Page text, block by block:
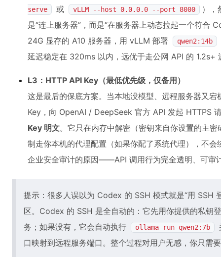
serve 或 vLLM --host 0.0.0.0 --port 8000
），
是“连上服务器”，而是“在服务器上动态拉起一个符合
24G 显存的 A10 服务器，用 vLLM 部署
qwen2:14b
延迟稳定在 320ms 以内，远优于走公网 API 的 1.2s+
L3：HTTP API Key（最低优先级，仅备用）
这是最后的保底方案。当本地没模型、远程服务器又
Key，向 OpenAI / DeepSeek 官方 API 发起 HTTPS
Key 明文。它只在内存中解密（密钥来自你设置的主
制走你本机的代理配置（如果你配了系统代理），不
企业安全审计的原因——API 调用行为完全透明、可审
提示：很多人误以为 Codex 的 SSH 模式就是“用 SSH
区。Codex 的 SSH 是全自动的：它先用你提供的私钥
务；如果没有，它会自动执行
ollama run qwen2:7b
口映射到远程服务端口。整个过程对用户无感，你只需